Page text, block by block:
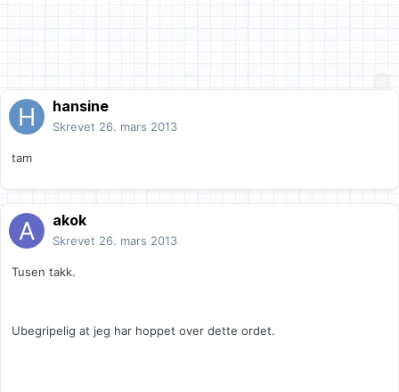
hansine
Skrevet 26. mars 2013
tam
akok
Skrevet 26. mars 2013
Tusen takk.
Ubegripelig at jeg har hoppet over dette ordet.